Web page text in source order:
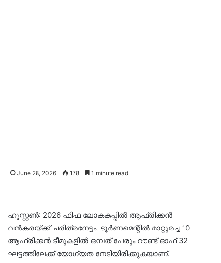
June 28, 2026 178 1 minute read
ഹൂസ്റ്റൺ: 2026 ഫിഫ ലോകകപ്പിൽ ആഫ്രിക്കൻ
വൻകരയ്ക്ക് ചരിത്രനേട്ടം. ടൂർണമെന്റിൽ മാറ്റുരച്ച 10
ആഫ്രിക്കൻ ടീമുകളിൽ ഒമ്പത് പേരും റൗണ്ട് ഓഫ് 32
ഘട്ടത്തിലേക്ക് യോഗ്യത നേടിയിരിക്കുകയാണ്.